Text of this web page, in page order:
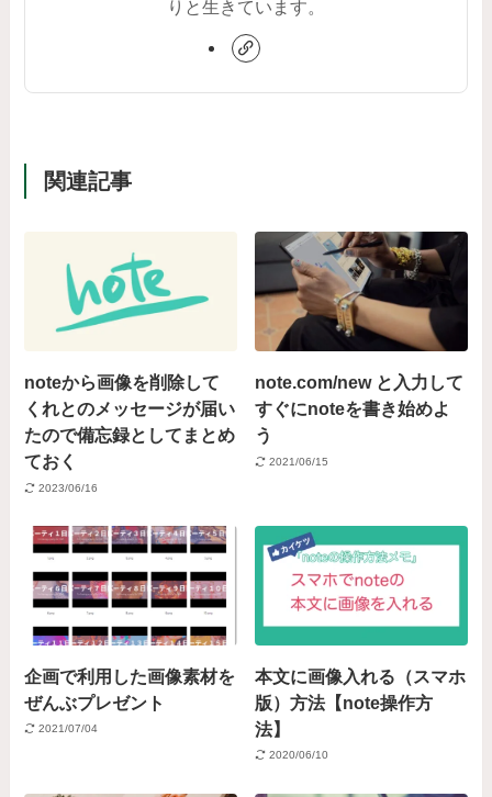
りと生きています。
関連記事
noteから画像を削除して
くれとのメッセージが届い
たので備忘録としてまとめ
ておく
2023/06/16
note.com/new と入力して
すぐにnoteを書き始めよ
う
2021/06/15
企画で利用した画像素材を
ぜんぶプレゼント
2021/07/04
本文に画像入れる（スマホ
版）方法【note操作方
法】
2020/06/10